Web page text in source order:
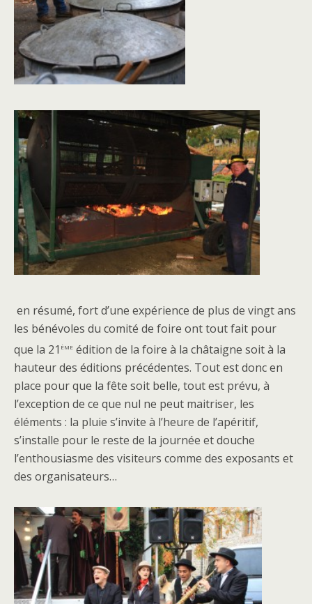
en résumé, fort d’une expérience de plus de vingt ans
les bénévoles du comité de foire ont tout fait pour
que la 21 ème édition de la foire à la châtaigne soit à la
hauteur des éditions précédentes. Tout est donc en
place pour que la fête soit belle, tout est prévu, à
l’exception de ce que nul ne peut maitriser, les
éléments : la pluie s’invite à l’heure de l’apéritif,
s’installe pour le reste de la journée et douche
l’enthousiasme des visiteurs comme des exposants et
des organisateurs…